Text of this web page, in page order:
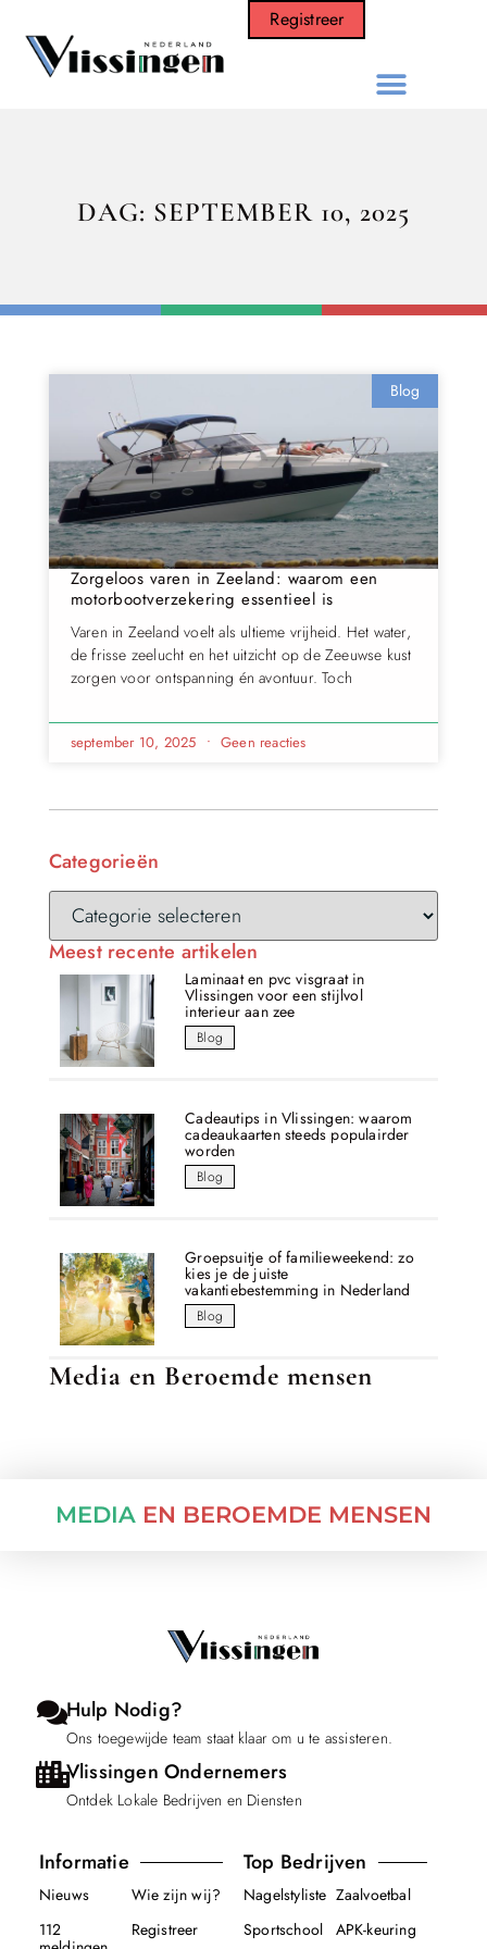
Registreer
DAG: SEPTEMBER 10, 2025
Categorieën
Meest recente artikelen
Laminaat en pvc visgraat in
Vlissingen voor een stijlvol
interieur aan zee
Blog
Cadeautips in Vlissingen: waarom
cadeaukaarten steeds populairder
worden
Blog
Groepsuitje of familieweekend: zo
kies je de juiste
vakantiebestemming in Nederland
Blog
Media en Beroemde mensen
Blog
Zorgeloos varen in Zeeland: waarom een
motorbootverzekering essentieel is
Varen in Zeeland voelt als ultieme vrijheid. Het water,
de frisse zeelucht en het uitzicht op de Zeeuwse kust
zorgen voor ontspanning én avontuur. Toch
september 10, 2025 Geen reacties
MEDIA EN BEROEMDE MENSEN
Hulp Nodig?
Ons toegewijde team staat klaar om u te assisteren.
Vlissingen Ondernemers
Ontdek Lokale Bedrijven en Diensten
Informatie
Nieuws
112
Wie zijn wij?
Registreer
Top Bedrijven
Nagelstyliste
Sportschool
Zaalvoetbal
APK-keuring